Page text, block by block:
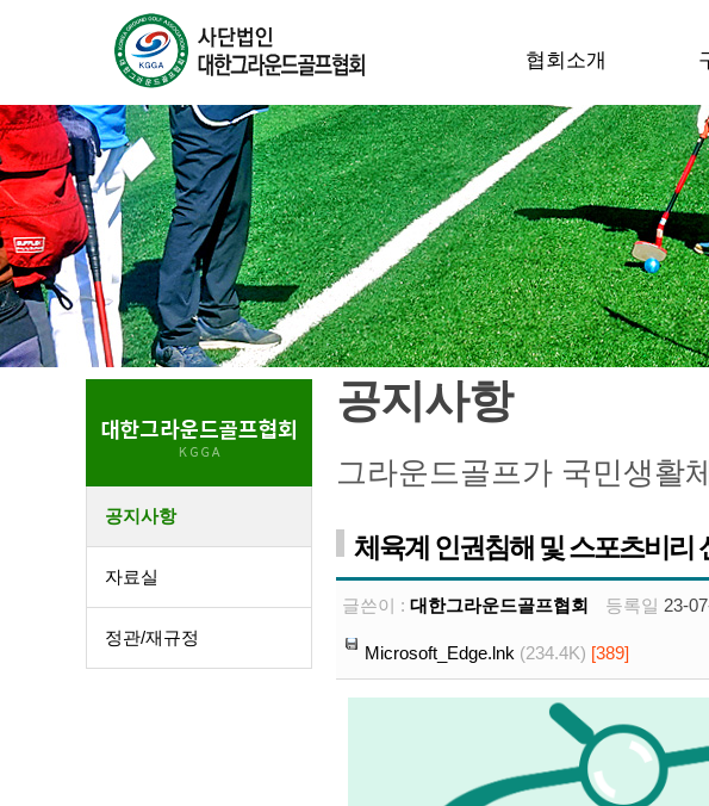
협회소개
공지사항
자료실
정관/재규정
공지사항
그라운드골프가 국민생활
체육계 인권침해 및 스포츠비리
글쓴이 : 대한그라운드골프협회 등록일 23-
Microsoft_Edge.lnk (234.4K) [389]